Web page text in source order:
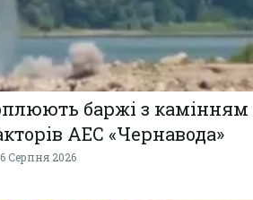
баржі з
АЕС «Чернавода»
Серпня 2026